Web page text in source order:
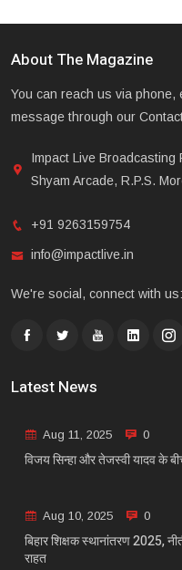
About The Magazine
You can reach us via
message through our
Impact Live Broadcasting
Shyam Arcade, R.P.S.
+91 9263159754
info@impactlive.in
We're social, connect with us:
Latest News
Aug 11, 2025 0
विजय सिन्हा और तेजस्वी यादव के
Aug 10, 2025 0
बिहार शिक्षक स्थानांतरण 2025,
राहत